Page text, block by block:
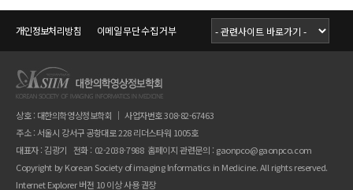
개인정보처리방침 이메일 무단 수집 거부
상호 : 대한의학영상정보학회 ｜ 사업자번호 308-82-67463
주소 : 서울시 강서구 공항대로 228 리더스타워 1005호
대표자 : 김광기 전화 : 02-2038-7988 홈페이지 관련문의 : gaonpco@gaonpco.com
Copyright by Korean Society of imaging Informatics in Medicine. All rights reserved.
Internet Explorer 버전 10 이상 사용 권장